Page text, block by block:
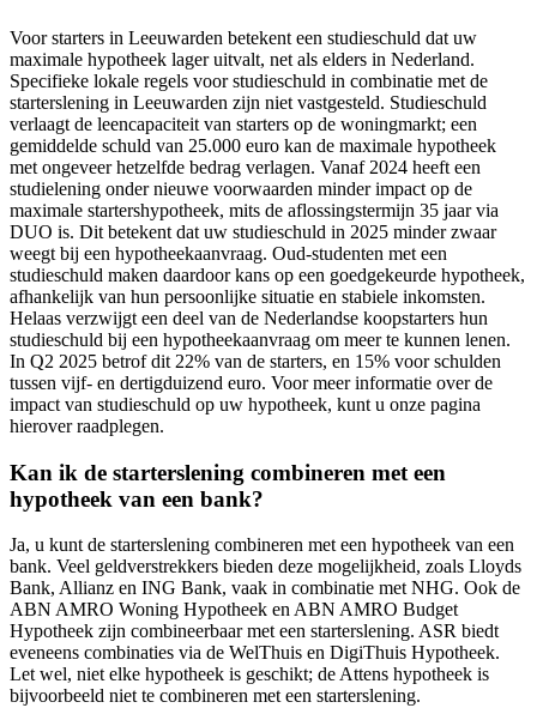
Voor starters in Leeuwarden betekent een studieschuld dat uw
maximale hypotheek lager uitvalt, net als elders in Nederland.
Specifieke lokale regels voor studieschuld in combinatie met de
starterslening in Leeuwarden zijn niet vastgesteld. Studieschuld
verlaagt de leencapaciteit van starters op de woningmarkt; een
gemiddelde schuld van 25.000 euro kan de maximale hypotheek
met ongeveer hetzelfde bedrag verlagen. Vanaf 2024 heeft een
studielening onder nieuwe voorwaarden minder impact op de
maximale startershypotheek, mits de aflossingstermijn 35 jaar via
DUO is. Dit betekent dat uw studieschuld in 2025 minder zwaar
weegt bij een hypotheekaanvraag. Oud-studenten met een
studieschuld maken daardoor kans op een goedgekeurde hypotheek,
afhankelijk van hun persoonlijke situatie en stabiele inkomsten.
Helaas verzwijgt een deel van de Nederlandse koopstarters hun
studieschuld bij een hypotheekaanvraag om meer te kunnen lenen.
In Q2 2025 betrof dit 22% van de starters, en 15% voor schulden
tussen vijf- en dertigduizend euro. Voor meer informatie over de
impact van studieschuld op uw hypotheek, kunt u onze pagina
hierover raadplegen.
Kan ik de starterslening combineren met een
hypotheek van een bank?
Ja, u kunt de starterslening combineren met een hypotheek van een
bank. Veel geldverstrekkers bieden deze mogelijkheid, zoals Lloyds
Bank, Allianz en ING Bank, vaak in combinatie met NHG. Ook de
ABN AMRO Woning Hypotheek en ABN AMRO Budget
Hypotheek zijn combineerbaar met een starterslening. ASR biedt
eveneens combinaties via de WelThuis en DigiThuis Hypotheek.
Let wel, niet elke hypotheek is geschikt; de Attens hypotheek is
bijvoorbeeld niet te combineren met een starterslening.